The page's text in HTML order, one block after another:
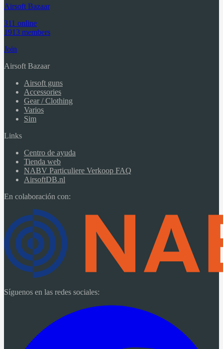
Airsoft Bazaar
311 online
1913 members
Join
Airsoft Bazaar
Airsoft guns
Accessories
Gear / Clothing
Varios
Sim
Links
Centro de ayuda
Tienda web
NABV Particuliere Verkoop FAQ
AirsoftDB.nl
En colaboración con:
Síguenos en las redes sociales: